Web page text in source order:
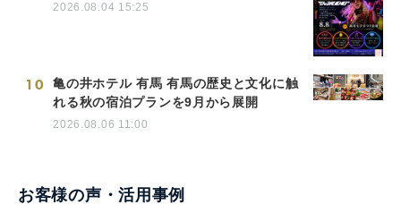
2026.08.04 15:25
10
亀の井ホテル 有馬 有馬の歴史と文化に触
れる秋の宿泊プランを9月から展開
2026.08.06 11:00
お客様の声・活用事例